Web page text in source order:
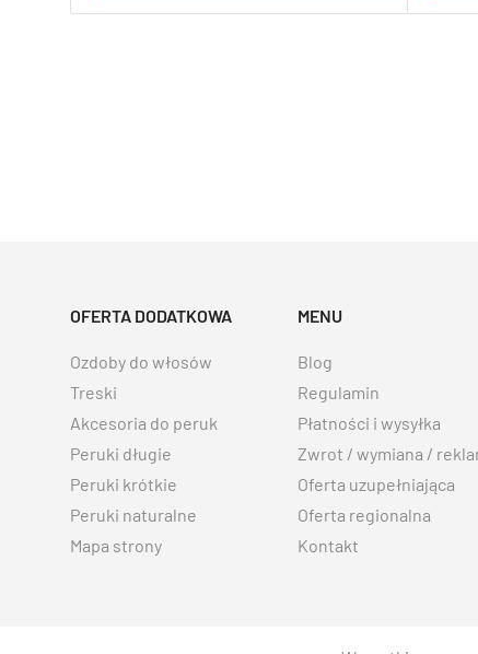
OFERTA DODATKOWA
Ozdoby do włosów
Treski
Akcesoria do peruk
Peruki długie
Peruki krótkie
Peruki naturalne
Mapa strony
MENU
Blog
Regulamin
Płatności i wysyłka
Zwrot / wymiana /
Oferta uzupełniająca
Oferta regionalna
Kontakt